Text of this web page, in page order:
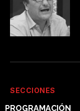
SECCIONES
PROGRAMACIÓN